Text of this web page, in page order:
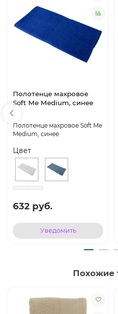
Полотенце махровое
Soft Me Medium, синее
Полотенце махровое Soft Me
Medium, синее
Цвет
632 руб.
Уведомить
Похожие